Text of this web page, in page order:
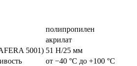
полипропилен
акрилат
5001) 51 Н/25 мм
от −40 °С до +100 °С